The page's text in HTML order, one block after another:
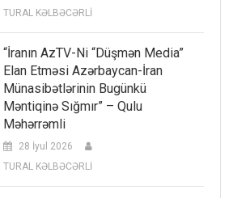
TURAL KƏLBƏCƏRLİ
“İranın AzTV-Ni “düşmən Media”
Elan Etməsi Azərbaycan-İran
Münasibətlərinin Bugünkü
Məntiqinə Sığmır” – Qulu
Məhərrəmli
28 İyul 2026
TURAL KƏLBƏCƏRLİ